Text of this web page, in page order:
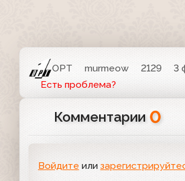
ОРТ murmeow 2129
3
Есть проблема?
Комментарии 0
Войдите или